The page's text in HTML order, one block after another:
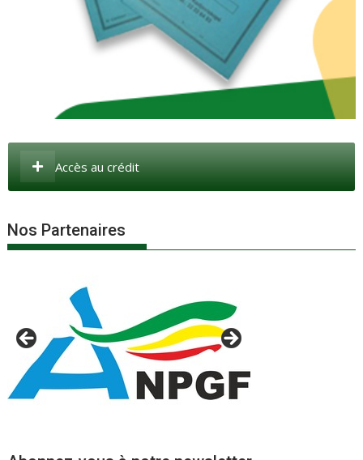
Accès au crédit
Nos Partenaires